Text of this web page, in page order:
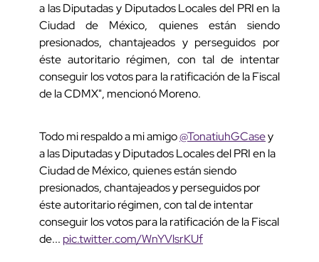
a las Diputadas y Diputados Locales del PRI en la
Ciudad de México, quienes están siendo
presionados, chantajeados y perseguidos por
éste autoritario régimen, con tal de intentar
conseguir los votos para la ratificación de la Fiscal
de la CDMX", mencionó Moreno.
Todo mi respaldo a mi amigo@TonatiuhGCasey
a las Diputadas y Diputados Locales del PRI en la
Ciudad de México, quienes están siendo
presionados, chantajeados y perseguidos por
éste autoritario régimen, con tal de intentar
conseguir los votos para la ratificación de la Fiscal
de... pic.twitter.com/WnYVlsrKUf